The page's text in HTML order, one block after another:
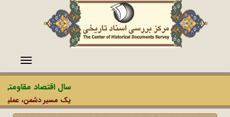
منو
سال اقتصاد
یک مسیر دشمن، عملیات